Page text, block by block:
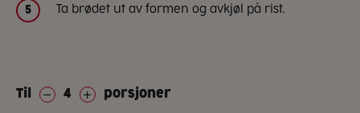
Til 4 porsjoner
5 Ta brødet ut av formen og avkjøl på rist.